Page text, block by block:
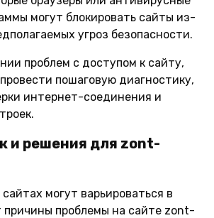
могут блокировать сайты из-
угроз безопасности.
проблем с доступом к сайту,
пошаговую диагностику,
интернет-соединения и
и решения для zont-
могут варьироваться в
причины проблемы на сайте zont-